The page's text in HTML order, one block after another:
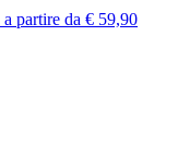
a partire da € 59,90